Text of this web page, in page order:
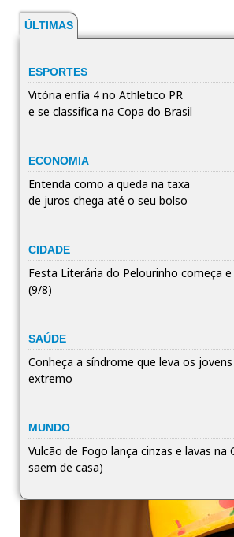
ÚLTIMAS
ESPORTES
Vitória enfia 4 no Athletico PR
e se classifica na Copa do Brasil
ECONOMIA
Entenda como a queda na taxa
de juros chega até o seu bolso
CIDADE
Festa Literária do Pelourinho começa
(9/8)
SAÚDE
Conheça a síndrome que leva os
extremo
MUNDO
Vulcão de Fogo lança cinzas e lavas na
saem de casa)